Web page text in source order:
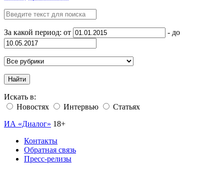
За какой период: от - до
Найти
Искать в:
Новостях
Интервью
Статьях
ИА «Диалог» 18+
Контакты
Обратная связь
Пресс-релизы